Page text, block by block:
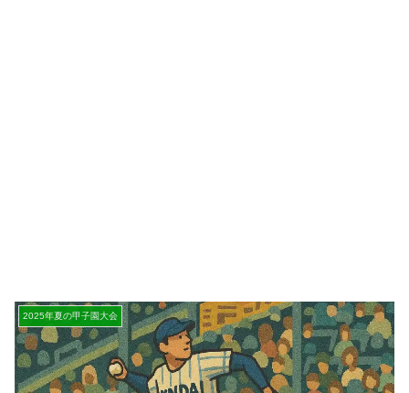
2025年夏の甲子園大会